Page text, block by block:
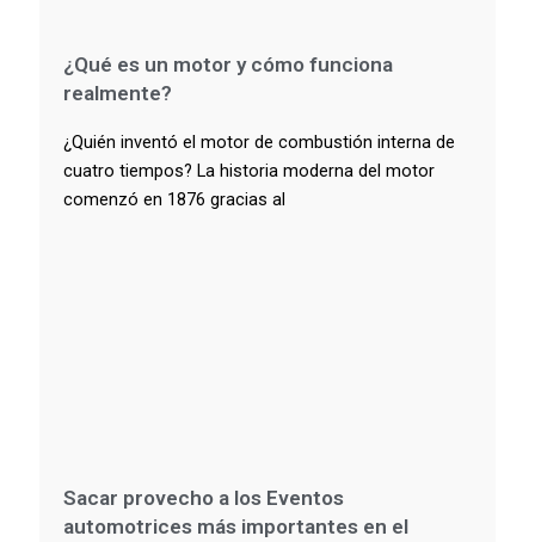
¿Qué es un motor y cómo funciona
realmente?
¿Quién inventó el motor de combustión interna de
cuatro tiempos? La historia moderna del motor
comenzó en 1876 gracias al
Sacar provecho a los Eventos
automotrices más importantes en el